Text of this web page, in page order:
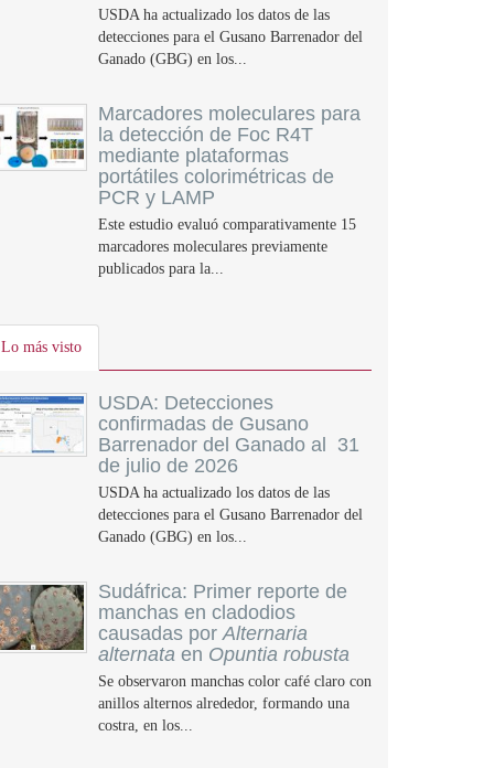
USDA ha actualizado los datos de las
detecciones para el Gusano Barrenador del
Ganado (GBG) en los...
Marcadores moleculares para
la detección de Foc R4T
mediante plataformas
portátiles colorimétricas de
PCR y LAMP
Este estudio evaluó comparativamente 15
marcadores moleculares previamente
publicados para la...
Lo más visto
USDA: Detecciones
confirmadas de Gusano
Barrenador del Ganado al 31
de julio de 2026
USDA ha actualizado los datos de las
detecciones para el Gusano Barrenador del
Ganado (GBG) en los...
Sudáfrica: Primer reporte de
manchas en cladodios
causadas porAlternaria
alternata en Opuntia robusta
Se observaron manchas color café claro con
anillos alternos alrededor, formando una
costra, en los...